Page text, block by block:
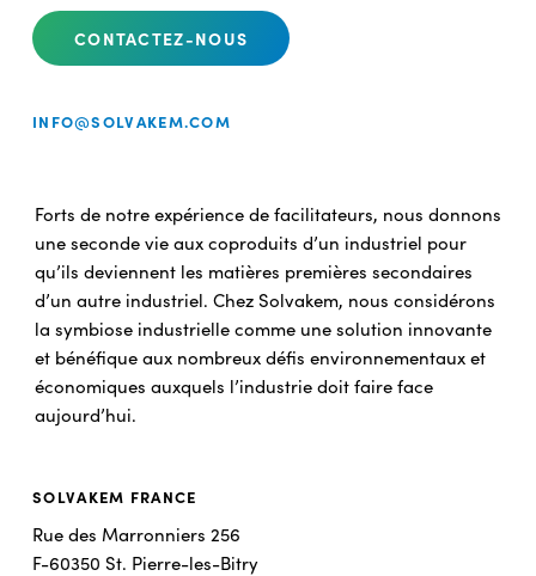
CONTACTEZ-NOUS
INFO@SOLVAKEM.COM
Forts de notre expérience de facilitateurs, nous donnons
une seconde vie aux coproduits d’un industriel pour
qu’ils deviennent les matières premières secondaires
d’un autre industriel. Chez Solvakem, nous considérons
la symbiose industrielle comme une solution innovante
et bénéfique aux nombreux défis environnementaux et
économiques auxquels l’industrie doit faire face
aujourd’hui.
SOLVAKEM FRANCE
Rue des Marronniers 256
F-60350 St. Pierre-les-Bitry